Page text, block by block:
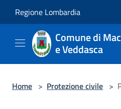
Regione Lombardia
Comune di
e Veddasca
Home > Protezione civile >